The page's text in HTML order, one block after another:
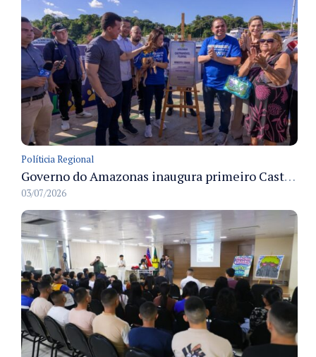
Políticia Regional
Governo do Amazonas inaugura primeiro Castramóvel Fluvial para atendimento veterinário às comunidades ribeirinhas e castração gratuita
03/07/2026